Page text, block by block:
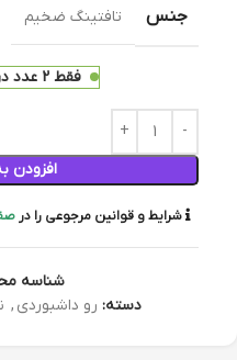
جنس تافتینگ ضخیم
فقط 2 عدد در انبار موجود است
افزودن
شرایط و قوانین مرجوعی را در
شناسه
دسته: رو داشبوردی ,